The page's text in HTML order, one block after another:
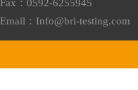
Fax：0592-6255945
Email： Info@bri-testing.com